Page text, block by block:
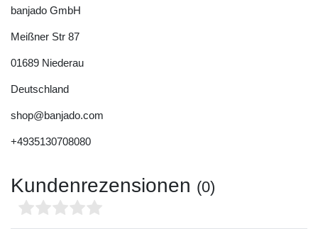
banjado GmbH
Meißner Str 87
01689 Niederau
Deutschland
shop@banjado.com
+4935130708080
Kundenrezensionen (0)